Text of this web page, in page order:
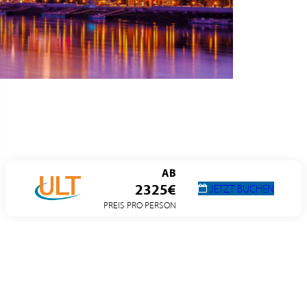
AB
2325€
PREIS PRO PERSON
JETZT BUCHEN